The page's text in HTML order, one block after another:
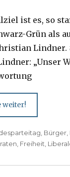
ist es, so
Grün als
Lindner.
„Unser
weiter!
Bürger
Freiheit